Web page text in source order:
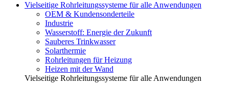
Vielseitige Rohrleitungssysteme für alle Anwendungen
OEM & Kundensonderteile
Industrie
Wasserstoff: Energie der Zukunft
Sauberes Trinkwasser
Solarthermie
Rohrleitungen für Heizung
Heizen mit der Wand
Vielseitige Rohrleitungssysteme für alle Anwendungen